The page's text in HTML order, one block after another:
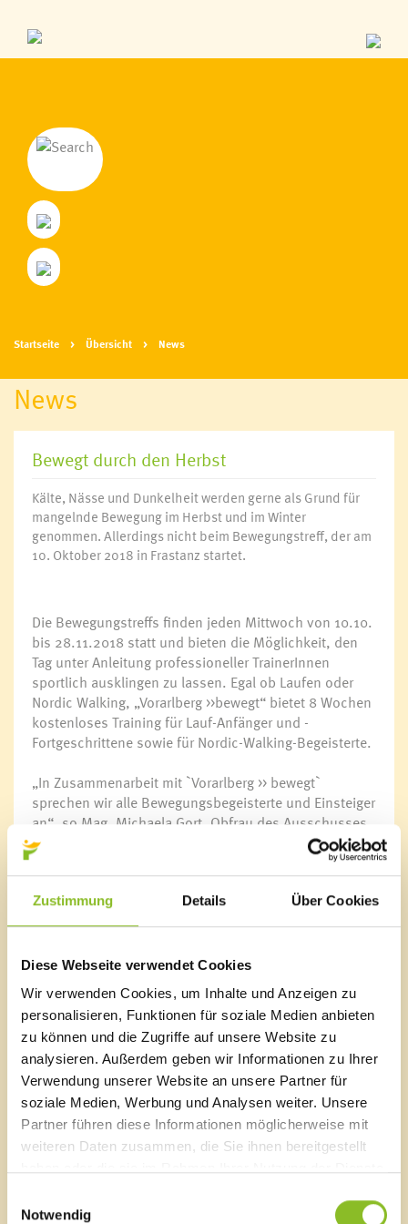
Zustimmung Details Über Cookies
Diese Webseite verwendet Cookies
Wir verwenden Cookies, um Inhalte und Anzeigen zu
personalisieren, Funktionen für soziale Medien anbieten
zu können und die Zugriffe auf unsere Website zu
analysieren. Außerdem geben wir Informationen zu Ihrer
Verwendung unserer Website an unsere Partner für
soziale Medien, Werbung und Analysen weiter. Unsere
Partner führen diese Informationen möglicherweise mit
weiteren Daten zusammen, die Sie ihnen bereitgestellt
Notwendig
Startseite Übersicht News
News
Bewegt durch den Herbst
Kälte, Nässe und Dunkelheit werden gerne als Grund für
mangelnde Bewegung im Herbst und im Winter
genommen. Allerdings nicht beim Bewegungstreff, der am
10. Oktober 2018 in Frastanz startet.
Die Bewegungstreffs finden jeden Mittwoch von 10.10.
bis 28.11.2018 statt und bieten die Möglichkeit, den
Tag unter Anleitung professioneller TrainerInnen
sportlich ausklingen zu lassen. Egal ob Laufen oder
Nordic Walking, „Vorarlberg >>bewegt“ bietet 8 Wochen
kostenloses Training für Lauf-Anfänger und -
Fortgeschrittene sowie für Nordic-Walking-Begeisterte.
„In Zusammenarbeit mit `Vorarlberg >> bewegt`
sprechen wir alle Bewegungsbegeisterte und Einsteiger
an“, so Mag. Michaela Gort, Obfrau des Ausschusses
für Jugend, Sport und Freizeit. „Wir wollen von der
Marktgemeinde Frastanz zur Bewegung animieren und
alle Interessierten zum Mitmachen einladen.“
Termine der Bewegungstreffs in Frastanz:
mittwochs um 19:00 Uhr
Treffpunkt: Gemeindepark (gegenüber vom Rathaus)
Anmeldung und mehr Informationen gibt es unter
www.vorarlbergbewegt.at .
Marktgemeinde Frastanz
Sägenplatz 1
Lageplan